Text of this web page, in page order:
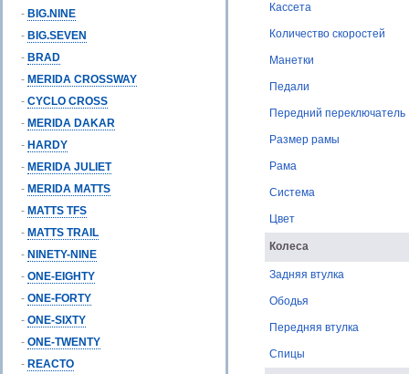
- BIG.NINE
- BIG.SEVEN
- BRAD
- MERIDA CROSSWAY
- CYCLO CROSS
- MERIDA DAKAR
- HARDY
- MERIDA JULIET
- MERIDA MATTS
- MATTS TFS
- MATTS TRAIL
- NINETY-NINE
- ONE-EIGHTY
- ONE-FORTY
- ONE-SIXTY
- ONE-TWENTY
- REACTO
Кассета
Количество скоростей
Манетки
Педали
Передний переключатель
Размер рамы
Рама
Система
Цвет
Колеса
Задняя втулка
Ободья
Передняя втулка
Спицы